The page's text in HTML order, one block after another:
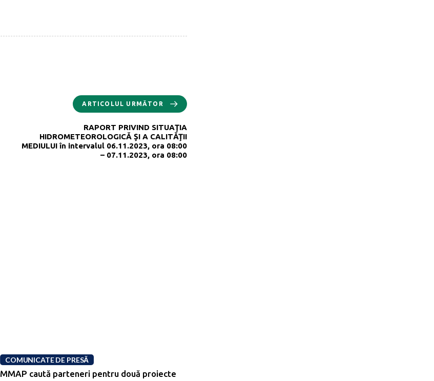
ARTICOLUL URMĂTOR
RAPORT PRIVIND SITUAŢIA
HIDROMETEOROLOGICĂ ŞI A CALITĂŢII
MEDIULUI în intervalul 06.11.2023, ora 08:00
– 07.11.2023, ora 08:00
COMUNICATE DE PRESĂ
MMAP caută parteneri pentru două proiecte